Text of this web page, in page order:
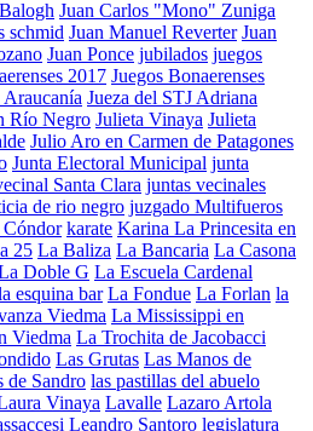
Juan Carlos "Mono" Zuniga
schmid Juan Manuel Reverter Juan
Juan Ponce jubilados juegos
2017 Juegos Bonaerenses
Araucanía Jueza del STJ Adriana
Río Negro Julieta Vinaya Julieta
Julio Aro en Carmen de Patagones
Junta Electoral Municipal junta
Santa Clara juntas vecinales
de rio negro juzgado Multifueros
Cóndor karate Karina La Princesita en
25 La Baliza La Bancaria La Casona
Doble G La Escuela Cardenal
esquina bar La Fondue La Forlan la
Viedma La Mississippi en
Viedma La Trochita de Jacobacci
Las Grutas Las Manos de
de Sandro las pastillas del abuelo
Vinaya Lavalle Lazaro Artola
Leandro Santoro legislatura